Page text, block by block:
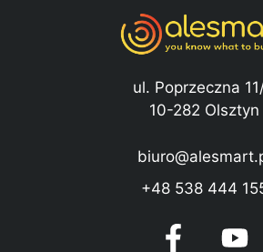
ul. Poprzeczna
10-282 Olsztyn
+48 538 444